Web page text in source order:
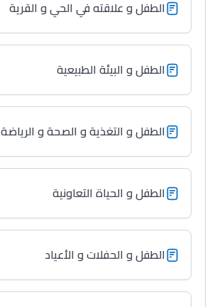
فالرّياضة و الدّراسة
الطفل و علاقته في الحي و القرية
الطفل و البيئة الطبيعية
الطفل و التغذية و الصحة و الرياضة
الطفل و الحياة التعاونية
الطفل و الحفلات و الأعياد